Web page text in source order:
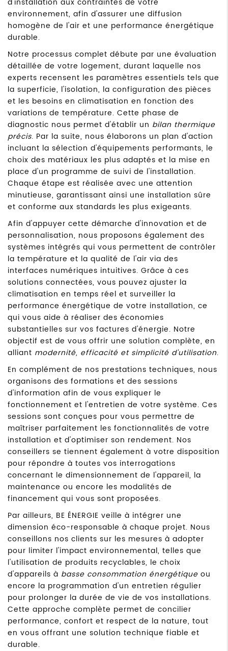
environnement, afin d'assurer une diffusion
homogène de l'air et une performance énergétique
durable.
Notre processus complet débute par une évaluation
détaillée de votre logement, durant laquelle nos
experts recensent les paramètres essentiels tels que
la superficie, l'isolation, la configuration des pièces
et les besoins en climatisation en fonction des
variations de température. Cette phase de
diagnostic nous permet d'établir un bilan thermique
précis. Par la suite, nous élaborons un plan d'action
incluant la sélection d'équipements performants, le
choix des matériaux les plus adaptés et la mise en
place d'un programme de suivi de l'installation.
Chaque étape est réalisée avec une attention
minutieuse, garantissant ainsi une installation sûre
et conforme aux standards les plus exigeants.
Afin d'appuyer cette démarche d'innovation et de
personnalisation, nous proposons également des
systèmes intégrés qui vous permettent de contrôler
la température et la qualité de l'air via des
interfaces numériques intuitives. Grâce à ces
solutions connectées, vous pouvez ajuster la
climatisation en temps réel et surveiller la
performance énergétique de votre installation, ce
qui vous aide à réaliser des économies
substantielles sur vos factures d'énergie. Notre
objectif est de vous offrir une solution complète, en
alliant modernité, efficacité et simplicité d'utilisation.
En complément de nos prestations techniques, nous
organisons des formations et des sessions
d'information afin de vous expliquer le
fonctionnement et l'entretien de votre système. Ces
sessions sont conçues pour vous permettre de
maîtriser parfaitement les fonctionnalités de votre
installation et d'optimiser son rendement. Nos
conseillers se tiennent également à votre disposition
pour répondre à toutes vos interrogations
concernant le dimensionnement de l'appareil, la
maintenance ou encore les modalités de
financement qui vous sont proposées.
Par ailleurs, BE ÉNERGIE veille à intégrer une
dimension éco-responsable à chaque projet. Nous
conseillons nos clients sur les mesures à adopter
pour limiter l'impact environnemental, telles que
l'utilisation de produits recyclables, le choix
d'appareils à basse consommation énergétique ou
encore la programmation d'un entretien régulier
pour prolonger la durée de vie de vos installations.
Cette approche complète permet de concilier
performance, confort et respect de la nature, tout
en vous offrant une solution technique fiable et
durable.